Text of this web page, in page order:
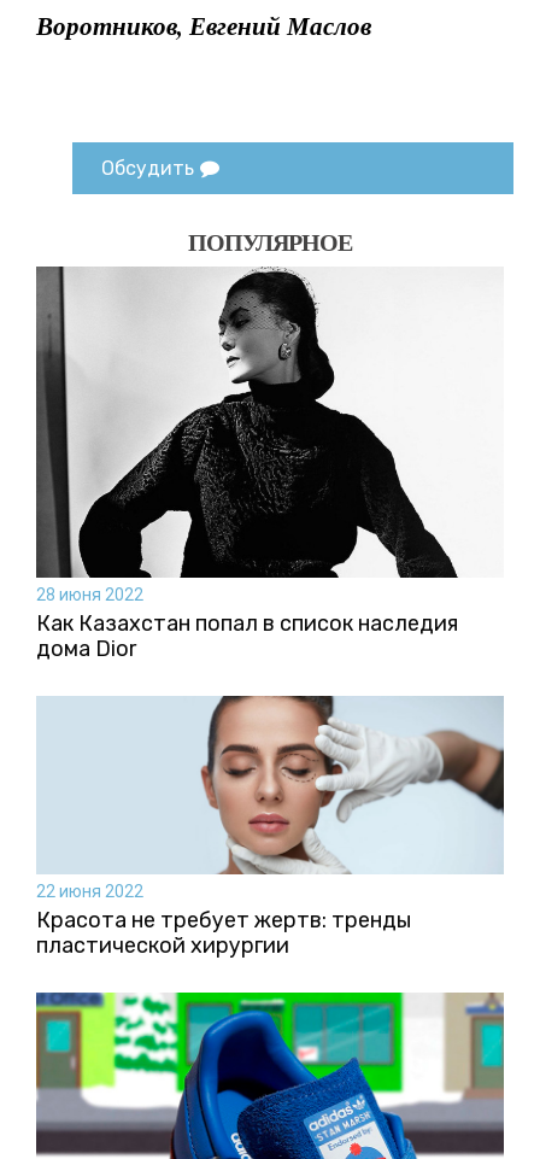
Воротников, Евгений Маслов
Обсудить
ПОПУЛЯРНОЕ
28 июня 2022
Как Казахстан попал в список наследия
дома Dior
22 июня 2022
Красота не требует жертв: тренды
пластической хирургии